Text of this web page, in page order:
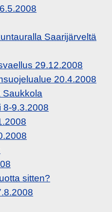
Saarijärveltä
29.12.2008
20.4.2008
Saukkola
8-9.3.2008
sitten?